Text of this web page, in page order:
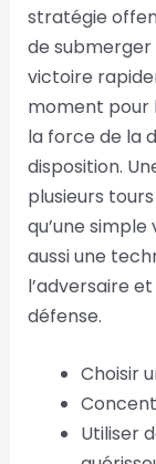
stratégie
de
victoire
moment pour
la force de la
disposition.
plusieurs
qu’une simple
aussi une
l’adversaire
défense.
Choisir
Utiliser